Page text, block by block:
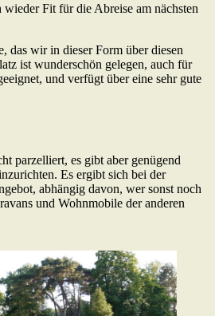
Fit für die Abreise am nächsten
das wir in dieser Form über diesen
ist wunderschön gelegen, auch für
und verfügt über eine sehr gute
parzelliert, es gibt aber genügend
Es ergibt sich bei der
abhängig davon, wer sonst noch
und Wohnmobile der anderen